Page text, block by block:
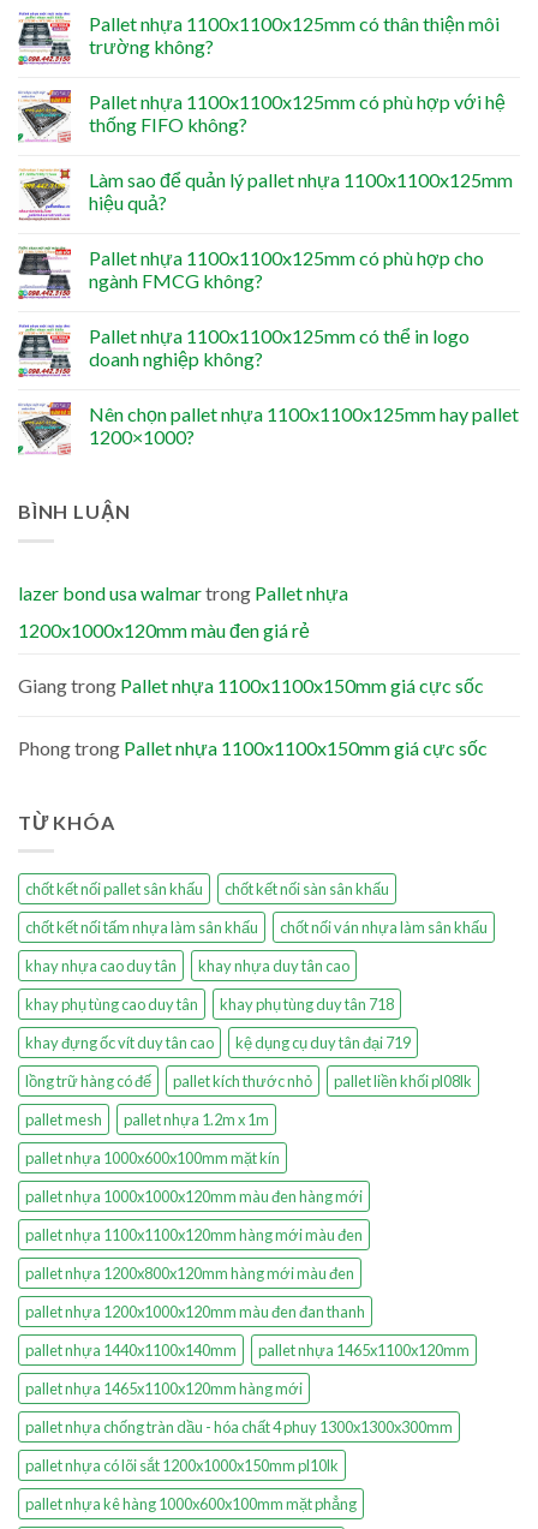
Pallet nhựa 1100x1100x125mm có thân thiện môi
trường không?
Pallet nhựa 1100x1100x125mm có phù hợp với hệ
thống FIFO không?
Làm sao để quản lý pallet nhựa 1100x1100x125mm
hiệu quả?
Pallet nhựa 1100x1100x125mm có phù hợp cho
ngành FMCG không?
Pallet nhựa 1100x1100x125mm có thể in logo
doanh nghiệp không?
Nên chọn pallet nhựa 1100x1100x125mm hay pallet
1200×1000?
BÌNH LUẬN
lazer bond usa walmartrong Pallet nhựa
1200x1000x120mm màu đen giá rẻ
Giangtrong Pallet nhựa 1100x1100x150mm giá cực sốc
Phongtrong Pallet nhựa 1100x1100x150mm giá cực sốc
TỪ KHÓA
chốt kết nối pallet sân khấu
chốt kết nối sàn sân khấu
chốt kết nối tấm nhựa làm sân khấu
chốt nối ván nhựa làm sân khấu
khay nhựa cao duy tân
khay nhựa duy tân cao
khay phụ tùng cao duy tân
khay phụ tùng duy tân 718
khay đựng ốc vít duy tân cao
kệ dụng cụ duy tân đại 719
lồng trữ hàng có đế
pallet kích thước nhỏ
pallet liền khối pl08lk
pallet mesh
pallet nhựa 1.2m x 1m
pallet nhựa 1000x600x100mm mặt kín
pallet nhựa 1000x1000x120mm màu đen hàng mới
pallet nhựa 1100x1100x120mm hàng mới màu đen
pallet nhựa 1200x800x120mm hàng mới màu đen
pallet nhựa 1200x1000x120mm màu đen đan thanh
pallet nhựa 1440x1100x140mm
pallet nhựa 1465x1100x120mm
pallet nhựa 1465x1100x120mm hàng mới
pallet nhựa chống tràn dầu - hóa chất 4 phuy 1300x1300x300mm
pallet nhựa có lõi sắt 1200x1000x150mm pl10lk
pallet nhựa kê hàng 1000x600x100mm mặt phẳng